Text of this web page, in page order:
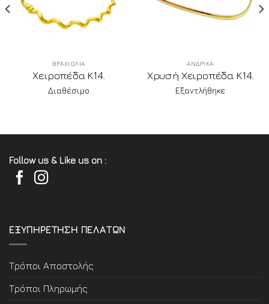
ΒΡΑΧΙΟΛΙΑ
Χειροπέδα Κ14.
Διαθέσιμο
ΑΝΔΡΙΚΑ
Χρυσή Χειροπέδα Κ14.
Εξαντλήθηκε
Follow us & Like us on :
ΕΞΥΠΗΡΕΤΗΣΗ ΠΕΛΑΤΩΝ
Τρόποι Αποστολής
Τρόποι Πληρωμής